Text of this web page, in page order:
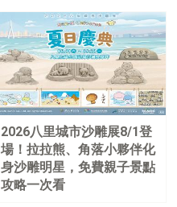
2026八里城市沙雕展8/1登
場！拉拉熊、角落小夥伴化
身沙雕明星，免費親子景點
攻略一次看